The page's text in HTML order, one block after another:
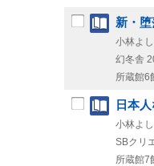
新・
小林よ
幻冬舎
所蔵館6
日本
小林よ
SBクリ
所蔵館7